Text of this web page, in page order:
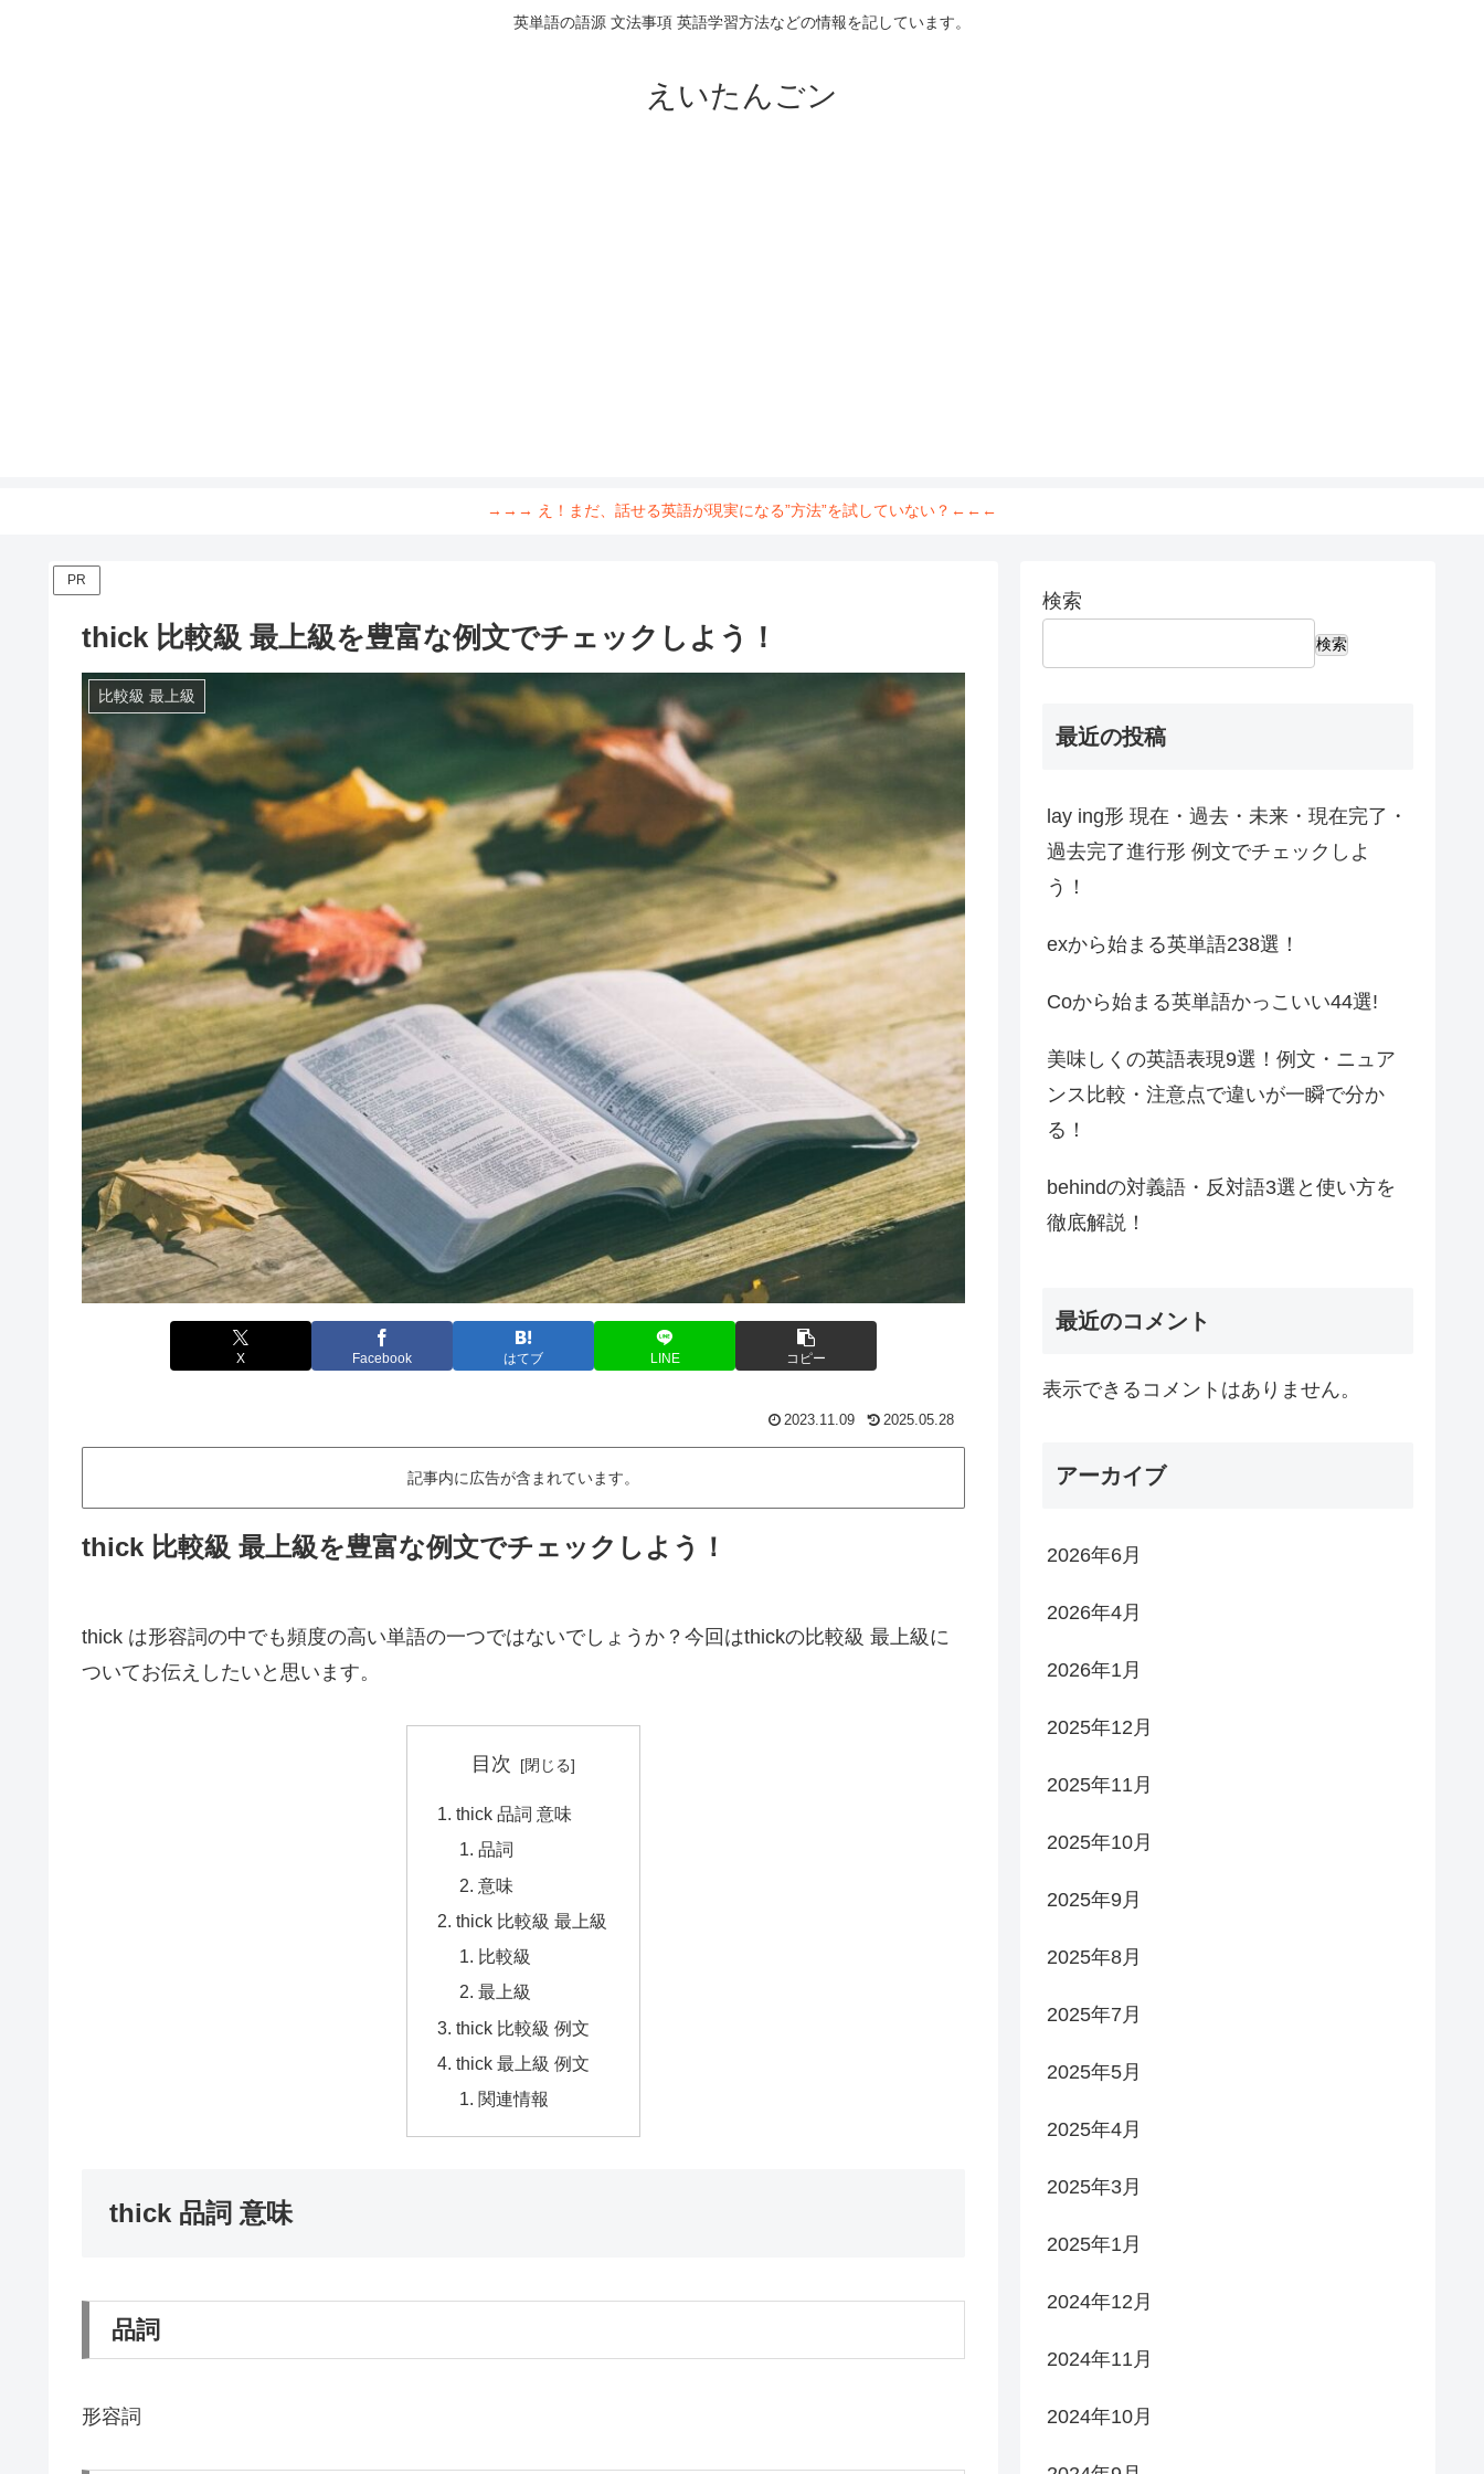
英単語の語源 文法事項 英語学習方法などの情報を記しています。
えいたんごン
→→→ え！まだ、話せる英語が現実になる”方法”を試していない？←←←
PR
thick 比較級 最上級を豊富な例文でチェックしよう！
比較級 最上級
X Facebook はてブ LINE コピー
2023.11.09 2025.05.28
記事内に広告が含まれています。
thick 比較級 最上級を豊富な例文でチェックしよう！
thick は形容詞の中でも頻度の高い単語の一つではないでしょうか？今回はthickの比較級 最上級に
ついてお伝えしたいと思います。
目次
thick 品詞 意味
品詞
意味
thick 比較級 最上級
比較級
最上級
thick 比較級 例文
thick 最上級 例文
関連情報
thick 品詞 意味
品詞
形容詞
検索
検索
最近の投稿
lay ing形 現在・過去・未来・現在完了・
過去完了進行形 例文でチェックしよ
う！
exから始まる英単語238選！
Coから始まる英単語かっこいい44選!
美味しくの英語表現9選！例文・ニュア
ンス比較・注意点で違いが一瞬で分か
る！
behindの対義語・反対語3選と使い方を
徹底解説！
最近のコメント
表示できるコメントはありません。
アーカイブ
2026年6月
2026年4月
2026年1月
2025年12月
2025年11月
2025年10月
2025年9月
2025年8月
2025年7月
2025年5月
2025年4月
2025年3月
2025年1月
2024年12月
2024年11月
2024年10月